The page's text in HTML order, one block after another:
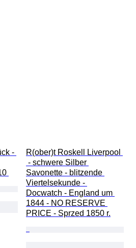
-
R(ober)t Roskell Liverpool
- schwere Silber
Savonette - blitzende
Viertelsekunde -
Docwatch - England um
1844 - NO RESERVE
PRICE - Sprzed 1850 r.